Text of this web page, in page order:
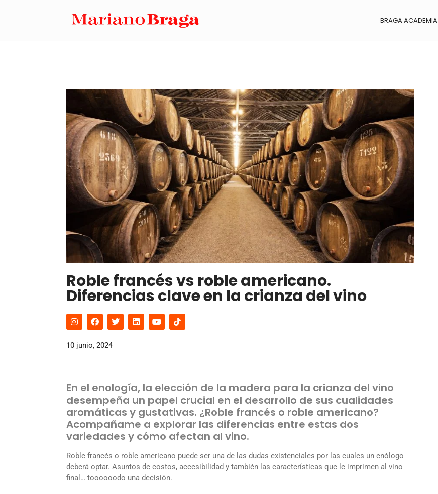
BRAGA ACADEMIA
Roble francés vs roble americano.
Diferencias clave en la crianza del vino
10 junio, 2024
En el enología, la elección de la madera para la crianza del vino
desempeña un papel crucial en el desarrollo de sus cualidades
aromáticas y gustativas. ¿Roble francés o roble americano?
Acompañame a explorar las diferencias entre estas dos
variedades y cómo afectan al vino.
Roble francés o roble americano puede ser una de las dudas existenciales por las cuales un enólogo
deberá optar. Asuntos de costos, accesibilidad y también las características que le imprimen al vino
final… toooooodo una decisión.